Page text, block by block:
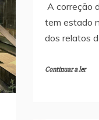
A correção
tem estado
dos relatos
Continuar a ler